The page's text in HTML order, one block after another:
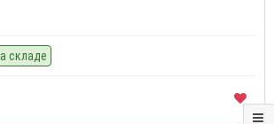
складе